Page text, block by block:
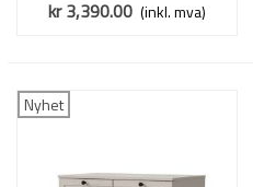
kr 3,390.00 (inkl. mva)
Nyhet